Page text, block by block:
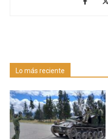
Lo más reciente